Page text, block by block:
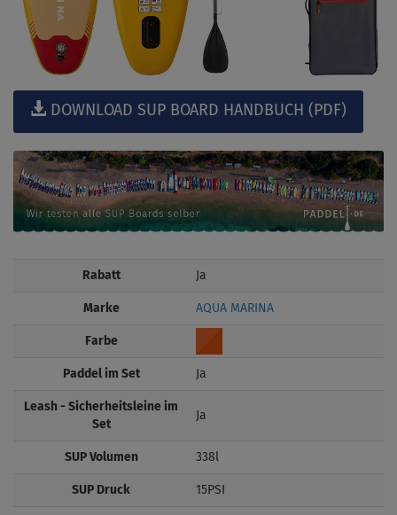
DOWNLOAD SUP BOARD HANDBUCH (PDF)
Rabatt Ja
Marke AQUA MARINA
Farbe
Paddel im Set Ja
Leash - Sicherheitsleine im
Set
Ja
SUP Volumen 338l
SUP Druck 15PSI